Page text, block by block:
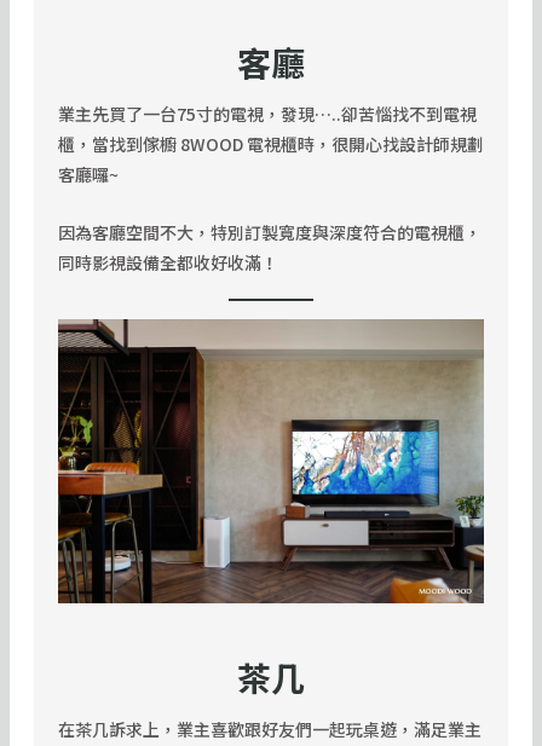
客廳
業主先買了一台75寸的電視，發現…..卻苦惱找不到電視
櫃，當找到傢櫥 8WOOD 電視櫃時，很開心找設計師規劃
客廳囉~
因為客廳空間不大，特別訂製寬度與深度符合的電視櫃，
同時影視設備全都收好收滿！
茶几
在茶几訴求上，業主喜歡跟好友們一起玩桌遊，滿足業主